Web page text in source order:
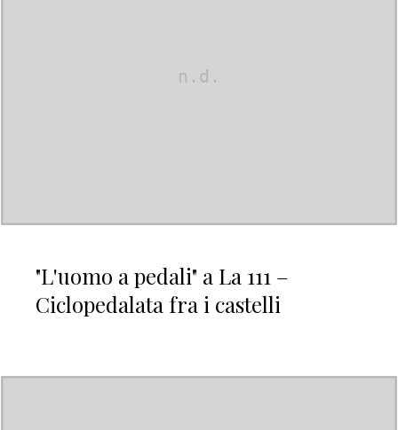
"L'uomo a pedali" a La 111 –
Ciclopedalata fra i castelli